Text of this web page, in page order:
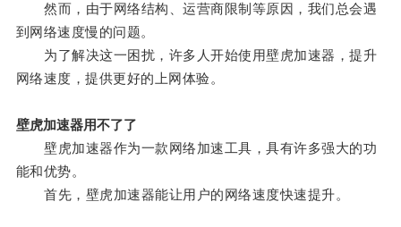
然而，由于网络结构、运营商限制等原因，我们总会遇
到网络速度慢的问题。
为了解决这一困扰，许多人开始使用壁虎加速器，提升
网络速度，提供更好的上网体验。
壁虎加速器用不了了
壁虎加速器作为一款网络加速工具，具有许多强大的功
能和优势。
首先，壁虎加速器能让用户的网络速度快速提升。